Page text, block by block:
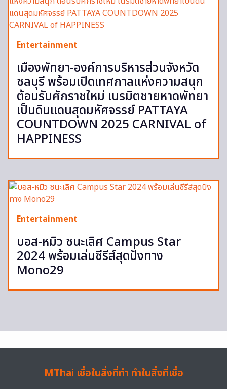
Entertainment
เมืองพัทยา-องค์การบริหารส่วนจังหวัด
ชลบุรี พร้อมเปิดเทศกาลแห่งความสนุก
ต้อนรับศักราชใหม่ เนรมิตชายหาดพัทยา
เป็นดินแดนสุดมหัศจรรย์ PATTAYA
COUNTDOWN 2025 CARNIVAL of
HAPPINESS
Entertainment
บอส-หมิว ชนะเลิศ Campus Star
2024 พร้อมเล่นซีรีส์สุดปังทาง
Mono29
MThai เชื่อในสิ่งที่ทำ ทำในสิ่งที่เชื่อ